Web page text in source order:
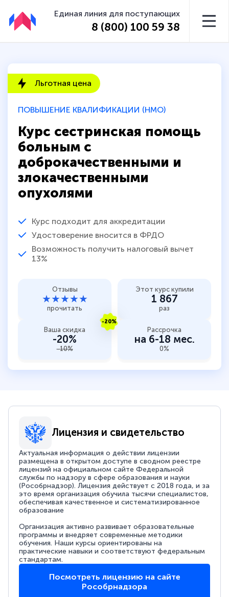
Единая линия для поступающих
8 (800) 100 59 38
ПОВЫШЕНИЕ КВАЛИФИКАЦИИ (НМО)
Курс сестринская помощь
больным с
доброкачественными и
злокачественными
опухолями
Курс подходит для аккредитации
Удостоверение вносится в ФРДО
Возможность получить налоговый вычет
13%
Льготная цена
Отзывы
★★★★★
прочитать
Этот курс купили
1 867
раз
-20%
Ваша скидка
-20%
-10%
Рассрочка
на 6-18 мес.
0%
Лицензия и свидетельство
Актуальная информация о действии лицензии
размещена в открытом доступе в сводном реестре
лицензий на официальном сайте Федеральной
службы по надзору в сфере образования и науки
(Рособрнадзор). Лицензия действует с 2018 года, и за
это время организация обучила тысячи специалистов,
обеспечивая качественное и систематизированное
образование
Организация активно развивает образовательные
программы и внедряет современные методики
обучения. Наши курсы ориентированы на
практические навыки и соответствуют федеральным
стандартам.
Посмотреть лицензию на сайте
Рособрнадзора